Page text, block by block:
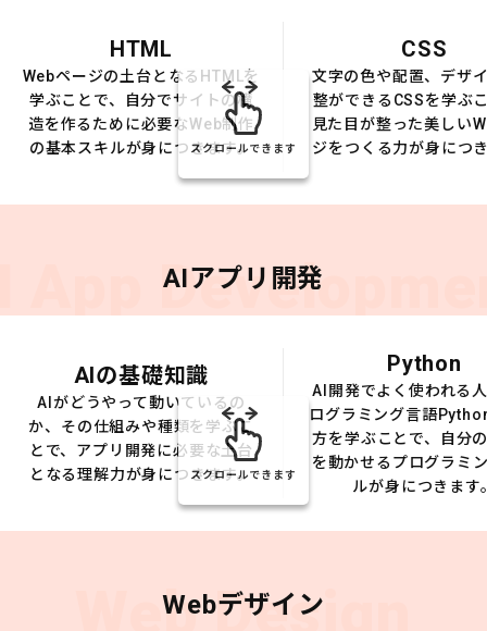
HTML
Webページの土台となるHTMLを
学ぶことで、自分でサイトの構
造を作るために必要なWeb制作
の基本スキルが身につきます。
CSS
文字の色や配置、デザ
整ができるCSSを学ぶ
見た目が整った美しい
ジをつくる力が身につ
スクロールできます
App AIアプリ開発
AIの基礎知識
AIがどうやって動いているの
か、その仕組みや種類を学ぶこ
とで、アプリ開発に必要な土台
となる理解力が身につきます。
Python
AI開発でよく使われる
ログラミング言語
方を学ぶことで、自分
を動かせるプログラミ
ルが身につきます
スクロールできます
Web Design
Webデザイン